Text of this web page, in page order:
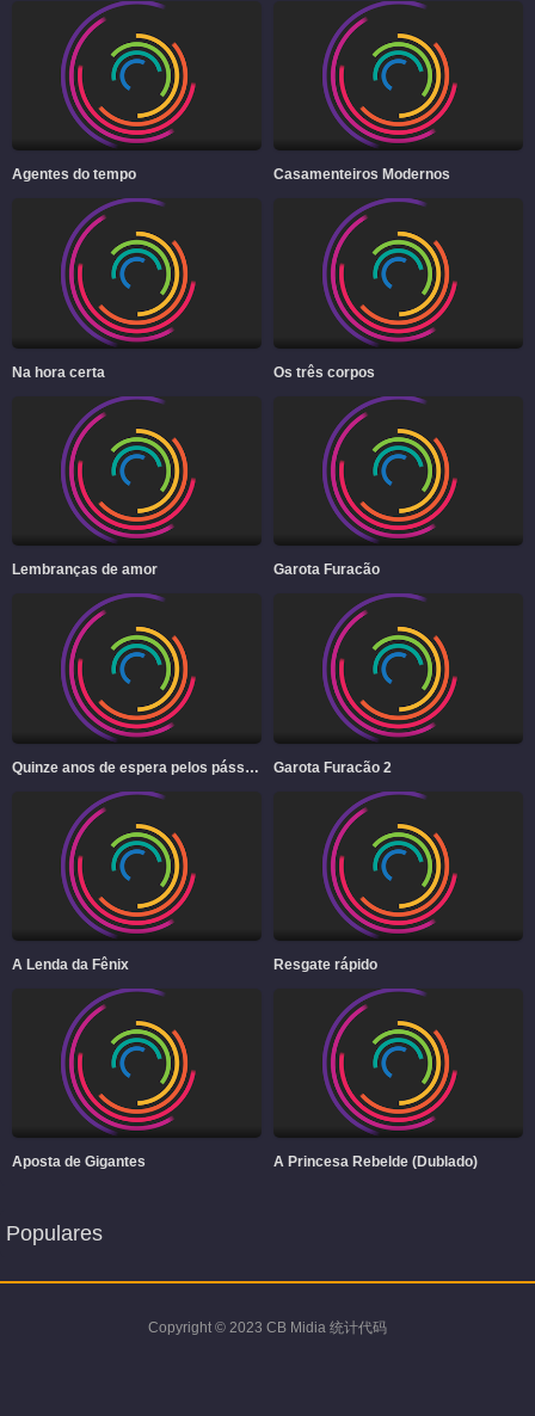
41
Agentes do tempo Casamenteiros Modernos
Na hora certa Os três corpos
Lembranças de amor Garota Furacão
Quinze anos de espera pelos pássaros migratórios Garota Furacão 2
A Lenda da Fênix Resgate rápido
Aposta de Gigantes A Princesa Rebelde (Dublado)
Populares
Copyright © 2023 CB Midia 统计代码